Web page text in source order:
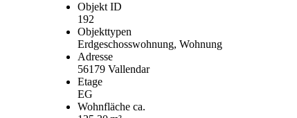
Objekt ID
192
Objekttypen
Erdgeschosswohnung, Wohnung
Adresse
56179 Vallendar
Etage
EG
Wohnfläche ca.